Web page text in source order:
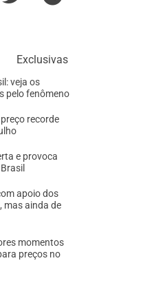
Exclusivas
veja os
pelo fenômeno
recorde
e provoca
apoio dos
mas ainda de
momentos
preços no